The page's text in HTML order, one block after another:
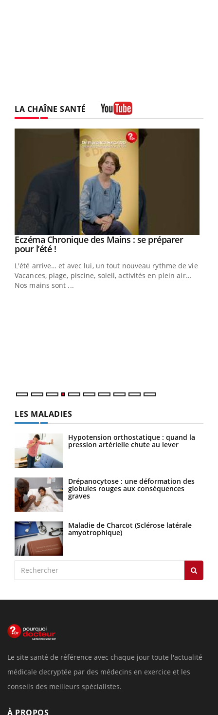
LA CHAÎNE SANTÉ
Youtube
Eczéma Chronique des Mains : se préparer
pour l’été !Youtube
L'été arrive… et avec lui, un tout nouveau rythme de vie !
Vacances, plage, piscine, soleil, activités en plein air…
Nos mains sont ...
LES MALADIES
Hypotension orthostatique : quand la
pression artérielle chute au lever
Drépanocytose : une déformation des
globules rouges aux conséquences
graves
Maladie de Charcot (Sclérose latérale
amyotrophique)
Le site santé de référence avec chaque jour toute l'actualité
médicale decryptée par des médecins en exercice et les
conseils des meilleurs spécialistes.
À PROPOS